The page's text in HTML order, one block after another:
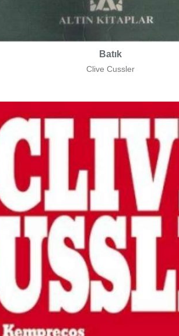
Batık
Clive Cussler